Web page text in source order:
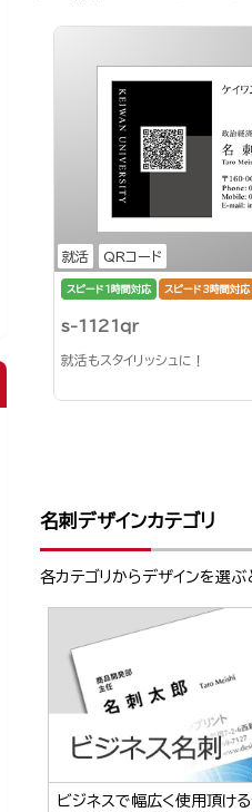
就活 QRコード
スピード1時間対応 スピード3時間対応
s-1121qr
就活もスタイリッシュに！
名刺デザインカテゴリ
各カテゴリからデザインを選
ビジネスで幅広く使用頂け